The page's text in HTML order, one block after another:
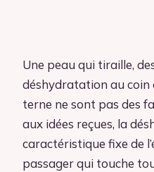
Une peau qui tiraille,
déshydratation au coin
terne ne sont pas des
aux idées reçues, la
caractéristique fixe de
passager qui touche